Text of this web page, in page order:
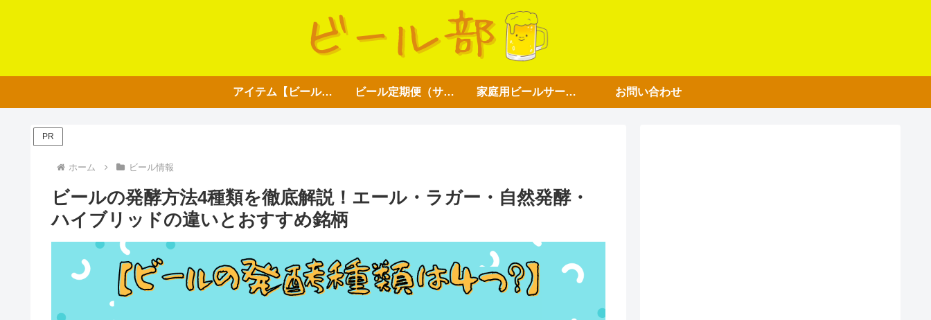
アイテム【ビール好き用】 ビール定期便（サブスク） 家庭用ビールサーバー お問い合わせ
PR
ホーム ビール情報
ビールの発酵方法4種類を徹底解説！エール・ラガー・自然発酵・
ハイブリッドの違いとおすすめ銘柄